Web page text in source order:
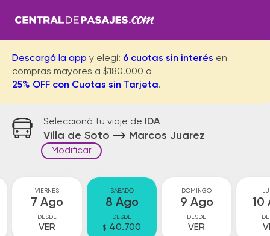
Descargá la app y elegí: 6 cuotas sin interés en
compras mayores a $180.000 o
25% OFF con Cuotas sin Tarjeta.
Seleccioná tu viaje de IDA
Villa de Soto Marcos Juarez
Modificar
VIERNES
7 Ago
DESDE
VER
SABADO
8 Ago
DESDE
$ 40.700
DOMINGO
9 Ago
DESDE
VER
10